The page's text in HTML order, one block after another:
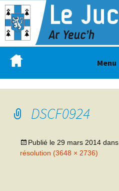
Menu
DSCF0924
Publié le 29 mars 2014 dans
résolution (3648 × 2736)